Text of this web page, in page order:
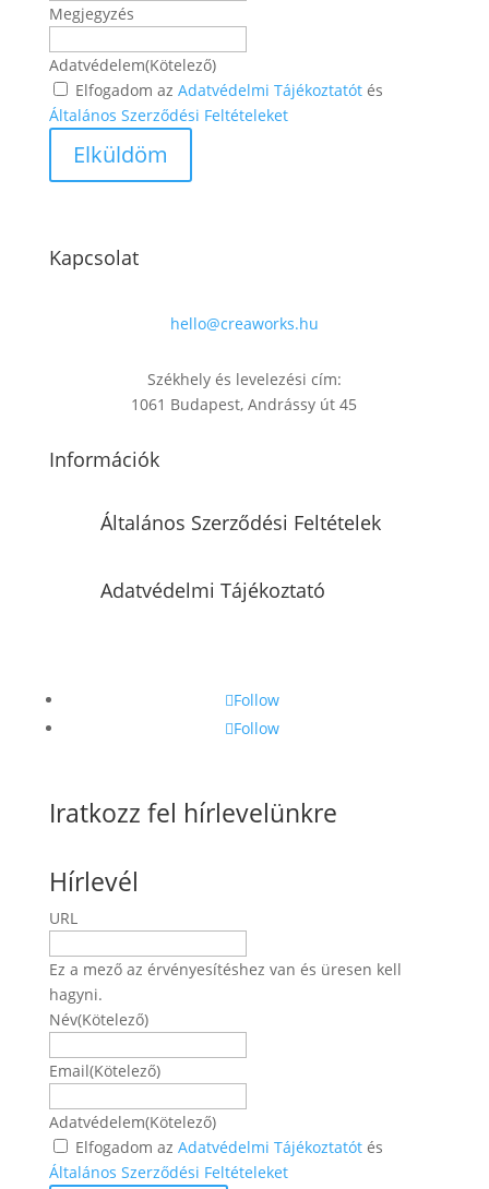
Megjegyzés
Adatvédelem(Kötelező)
Elfogadom az Adatvédelmi Tájékoztatótés
Általános Szerződési Feltételeket
Kapcsolat
hello@creaworks.hu
Székhely és levelezési cím:
1061 Budapest, Andrássy út 45
Információk
Általános Szerződési Feltételek
Adatvédelmi Tájékoztató
Follow
Follow
Iratkozz fel hírlevelünkre
Hírlevél
URL
Ez a mező az érvényesítéshez van és üresen kell
hagyni.
Név(Kötelező)
Email(Kötelező)
Adatvédelem(Kötelező)
Elfogadom az Adatvédelmi Tájékoztatótés
Általános Szerződési Feltételeket